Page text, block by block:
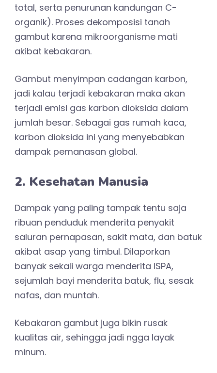
total, serta penurunan kandungan C-
organik). Proses dekomposisi tanah
gambut karena mikroorganisme mati
akibat kebakaran.
Gambut menyimpan cadangan karbon,
jadi kalau terjadi kebakaran maka akan
terjadi emisi gas karbon dioksida dalam
jumlah besar. Sebagai gas rumah kaca,
karbon dioksida ini yang menyebabkan
dampak pemanasan global.
2. Kesehatan Manusia
Dampak yang paling tampak tentu saja
ribuan penduduk menderita penyakit
saluran pernapasan, sakit mata, dan batuk
akibat asap yang timbul. Dilaporkan
banyak sekali warga menderita ISPA,
sejumlah bayi menderita batuk, flu, sesak
nafas, dan muntah.
Kebakaran gambut juga bikin rusak
kualitas air, sehingga jadi ngga layak
minum.